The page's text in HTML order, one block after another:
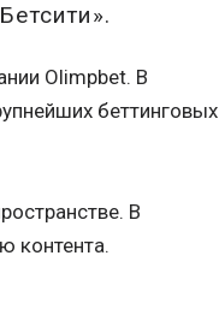
Olimpbet. В
беттинговых
В
контента.